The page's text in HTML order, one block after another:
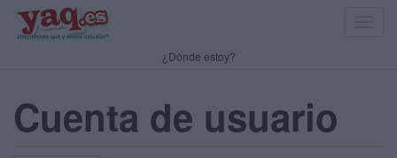
¿Dónde estoy?
Cuenta de usuario